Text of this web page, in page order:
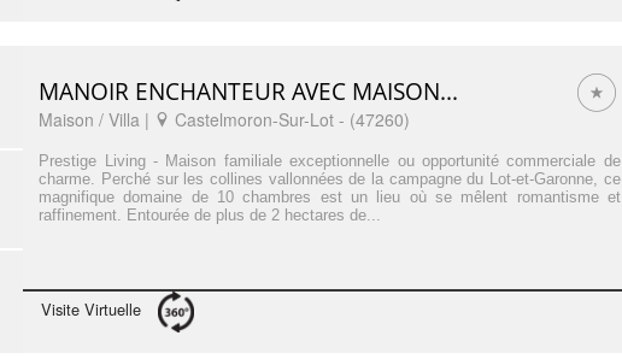
MANOIR ENCHANTEUR AVEC MAISON...
Maison / Villa | Castelmoron-Sur-Lot - (47260)
Prestige Living - Maison familiale exceptionnelle ou opportunité commerciale de
charme. Perché sur les collines vallonnées de la campagne du Lot-et-Garonne, ce
magnifique domaine de 10 chambres est un lieu où se mêlent romantisme et
raffinement. Entourée de plus de 2 hectares de...
Visite Virtuelle